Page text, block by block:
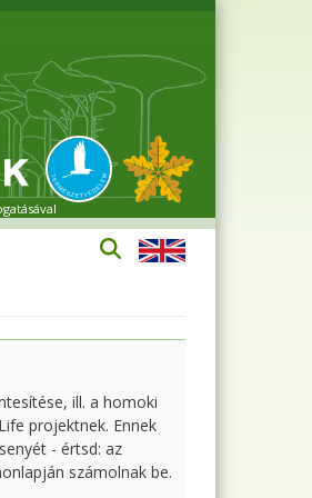
ill. a homoki
projektnek. Ennek
- értsd: az
számolnak be.